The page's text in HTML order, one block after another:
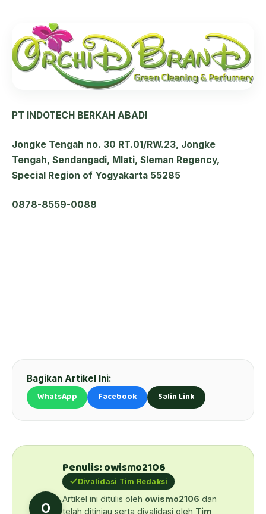
PT INDOTECH BERKAH ABADI
Jongke Tengah no. 30 RT.01/RW.23, Jongke
Tengah, Sendangadi, Mlati, Sleman Regency,
Special Region of Yogyakarta 55285
0878-8559-0088
Bagikan Artikel Ini:
WhatsApp Facebook Salin Link
O
Penulis: owismo2106
Divalidasi Tim Redaksi
Artikel ini ditulis oleh owismo2106 dan
telah ditinjau serta divalidasi oleh Tim